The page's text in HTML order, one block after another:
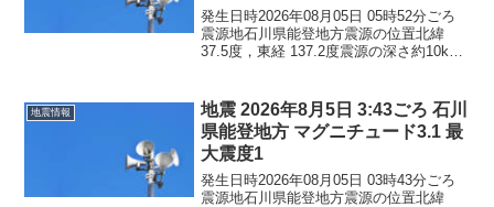
発生日時2026年08月05日 05時52分ごろ
震源地石川県能登地方震源の位置北緯
37.5度，東経 137.2度震源の深さ約10km
りません。震度2石川県珠洲市...
地震情報
地震 2026年8月5日 3:43ごろ 石川
県能登地方 マグニチュード3.1 最
大震度1
発生日時2026年08月05日 03時43分ごろ
震源地石川県能登地方震源の位置北緯